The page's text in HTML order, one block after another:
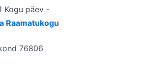
Kogu päev -
Raamatukogu
76806